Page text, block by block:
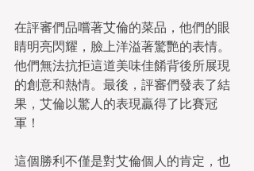
在評審們品嚐著艾倫的菜品，他們的眼
睛明亮閃耀，臉上洋溢著驚艷的表情。
他們無法抗拒這道美味佳餚背後所展現
的創意和熱情。最後，評審們發表了結
果，艾倫以驚人的表現贏得了比賽冠
軍！
這個勝利不僅是對艾倫個人的肯定，也